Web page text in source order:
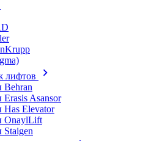
лифтов
Asansor
Elevator
OnaylLift